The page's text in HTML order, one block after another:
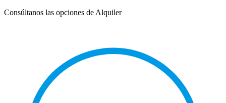
Consúltanos las opciones de Alquiler